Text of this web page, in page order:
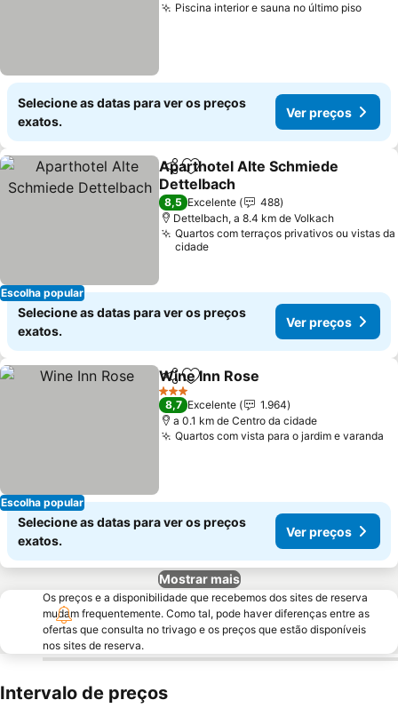
Piscina interior e sauna no último pisoVer
Selecione as datas para ver os preços
exatos.
Ver preços
Escolha popular
PartilharAdicionar aos favoritos
Aparthotel Alte Schmiede
Dettelbach
Ver preços
8,5 Excelente
488
Dettelbach, a 8.4 km de Volkach
Quartos com terraços privativos ou vistas da
cidade
Selecione as datas para ver os preços
exatos.
Ver preços
Escolha popular
PartilharAdicionar aos favoritos
Wine Inn Rose
3 Estrelas
8,7 Excelente
1.964
a 0.1 km de Centro da cidade
Quartos com vista para o jardim e varanda
Selecione as datas para ver os preços
exatos.
Ver preços
Mostrar mais
Os preços e a disponibilidade que recebemos dos sites de reserva
mudam frequentemente. Como tal, pode haver diferenças entre as
ofertas que consulta no trivago e os preços que estão disponíveis
nos sites de reserva.
Intervalo de preços